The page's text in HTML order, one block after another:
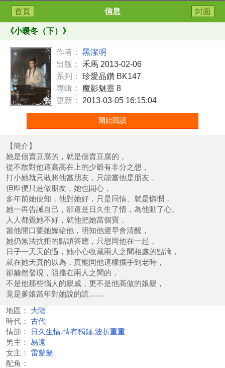
首頁 信息 封面
《小暖冬（下） 》
作者：
黑潔明
出版：
禾馬 2013-02-06
系列：
珍愛晶鑽 BK147
專輯：
魔影魅靈 8
更新：
2013-03-05 16:15:04
開始閱讀
【簡介】
她是個賣豆腐的，就是個賣豆腐的，
從不敢對他這高高在上的少爺有非分之想，
打小她就只敢將他當朋友，只能當他是朋友，
但即便只是做朋友，她也開心，
多年前她便知，他對她好，只是同情、就是憐憫，
她一再告誡自己，卻還是日久生了情，為他動了心。
人人都覺她不好，就他把她當個寶，
當他開口要她嫁給他，明知他遲早會清醒，
她仍無法抗拒的點頭答應，只想同他在一起，
日子一天天的過，她小心收藏兩人之間相處的點滴，
就在她天真的以為，真能同他這樣攜手到老時，
卻赫然發現，阻擋在兩人之間的，
不是他那些惱人的親戚，更不是他高傲的娘親，
竟是爹娘當年對她說的謊……
地區：
大陸
時代：
古代
情節：
日久生情,情有獨鍾,波折重重
男主：
易遠
女主：
雷鼕鼕
配角：